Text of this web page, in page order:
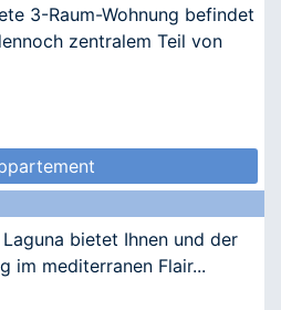
3-Raum-Wohnung befindet
zentralem Teil von
bietet Ihnen und der
im mediterranen Flair...